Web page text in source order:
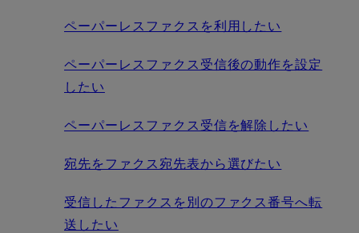
ペーパーレスファクスを利用したい
ペーパーレスファクス受信後の動作を設定
したい
ペーパーレスファクス受信を解除したい
宛先をファクス宛先表から選びたい
受信したファクスを別のファクス番号へ転
送したい